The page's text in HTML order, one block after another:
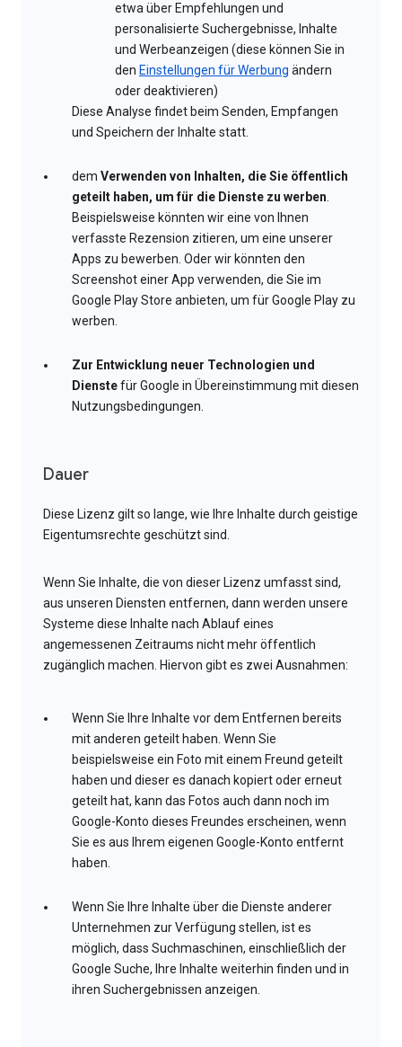
etwa über Empfehlungen und
personalisierte Suchergebnisse, Inhalte
und Werbeanzeigen (diese können Sie in
den Einstellungen für Werbung ändern
oder deaktivieren)
Diese Analyse findet beim Senden, Empfangen
und Speichern der Inhalte statt.
dem Verwenden von Inhalten, die Sie öffentlich
geteilt haben, um für die Dienste zu werben.
Beispielsweise könnten wir eine von Ihnen
verfasste Rezension zitieren, um eine unserer
Apps zu bewerben. Oder wir könnten den
Screenshot einer App verwenden, die Sie im
Google Play Store anbieten, um für Google Play zu
werben.
Zur Entwicklung neuer Technologien und
Dienstefür Google in Übereinstimmung mit diesen
Nutzungsbedingungen.
Dauer
Diese Lizenz gilt so lange, wie Ihre Inhalte durch geistige
Eigentumsrechte geschützt sind.
Wenn Sie Inhalte, die von dieser Lizenz umfasst sind,
aus unseren Diensten entfernen, dann werden unsere
Systeme diese Inhalte nach Ablauf eines
angemessenen Zeitraums nicht mehr öffentlich
zugänglich machen. Hiervon gibt es zwei Ausnahmen:
Wenn Sie Ihre Inhalte vor dem Entfernen bereits
mit anderen geteilt haben. Wenn Sie
beispielsweise ein Foto mit einem Freund geteilt
haben und dieser es danach kopiert oder erneut
geteilt hat, kann das Fotos auch dann noch im
Google-Konto dieses Freundes erscheinen, wenn
Sie es aus Ihrem eigenen Google-Konto entfernt
haben.
Wenn Sie Ihre Inhalte über die Dienste anderer
Unternehmen zur Verfügung stellen, ist es
möglich, dass Suchmaschinen, einschließlich der
Google Suche, Ihre Inhalte weiterhin finden und in
ihren Suchergebnissen anzeigen.